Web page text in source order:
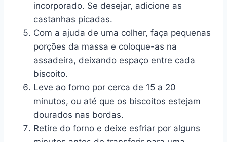
incorporado. Se desejar, adicione as
castanhas picadas.
Com a ajuda de uma colher, faça pequenas
porções da massa e coloque-as na
assadeira, deixando espaço entre cada
biscoito.
Leve ao forno por cerca de 15 a 20
minutos, ou até que os biscoitos estejam
dourados nas bordas.
Retire do forno e deixe esfriar por alguns